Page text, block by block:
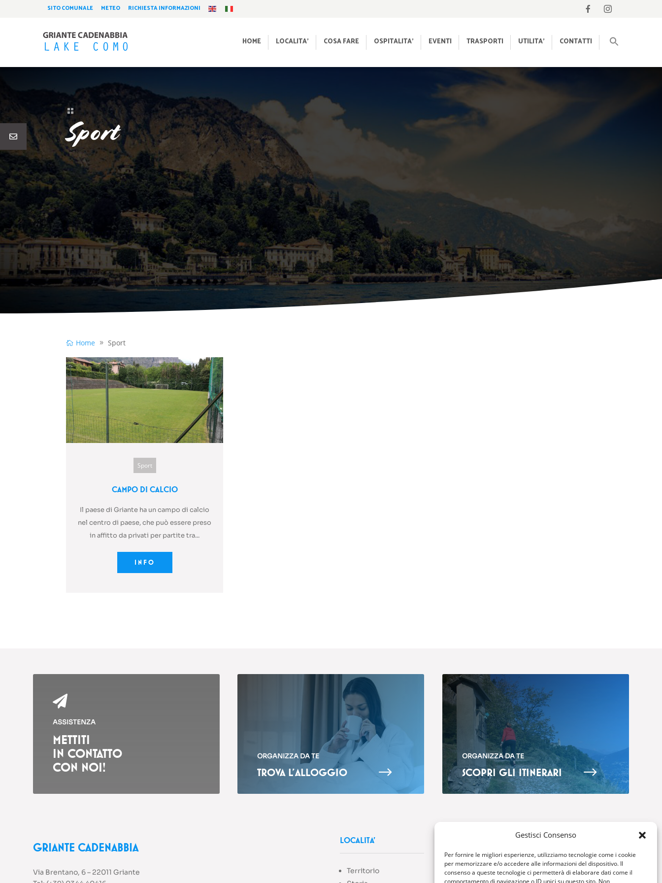
Gestisci Consenso
Per fornire le migliori esperienze, utilizziamo tecnologie come i cookie
per memorizzare e/o accedere alle informazioni del dispositivo. Il
consenso a queste tecnologie ci permetterà di elaborare dati come il
comportamento di navigazione o ID unici su questo sito. Non
SITO COMUNALE METEO RICHIESTA INFORMAZIONI
HOME LOCALITA’ COSA FARE OSPITALITA’ EVENTI TRASPORTI UTILITA’ CONTATTI

Sport
Home Sport
Sport
Campo di Calcio
Il paese di Griante ha un campo di calcio
nel centro di paese, che può essere preso
in affitto da privati per partite tra...
INFO

ASSISTENZA
METTITI
IN CONTATTO
CON NOI!
ORGANIZZA DA TE
TROVA L’ALLOGGIO $
ORGANIZZA DA TE
SCOPRI GLI ITINERARI $
GRIANTE CADENABBIA
Via Brentano, 6 – 22011 Griante
LOCALITA’
Territorio
Montagna
OSPITALITA’
Dove mangiare